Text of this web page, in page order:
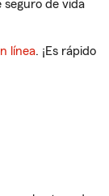
de vida
línea. ¡Es rápido